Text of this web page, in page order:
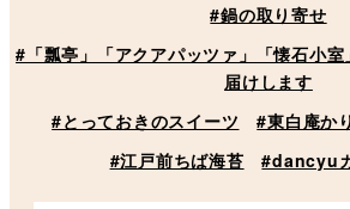
#鍋の取り寄せ
#「瓢亭」「アクアパッツァ」「懐石小
届けします
#とっておきのスイーツ
#東白庵か
#江戸前ちば海苔
#dancyu